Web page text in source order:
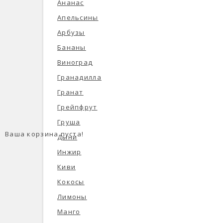
Ваша корзина пуста!
Ананас
Апельсины
Арбузы
Бананы
Виноград
Гранадилла
Гранат
Грейпфрут
Груша
Дыни
Инжир
Киви
Кокосы
Лимоны
Манго